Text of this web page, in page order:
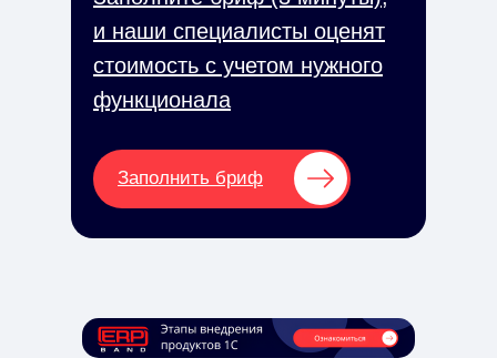
и наши специалисты оценят
стоимость с учетом нужного
функционала
Заполнить бриф